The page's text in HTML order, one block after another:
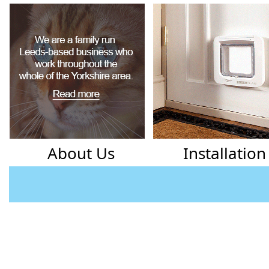
kasyn online często spędzają godziny siedząc przed
a posiadanie kota u boku może zapewnić im bardzo
są znane ze swojej figlarnej i ciekawskiej natury, a dla
źródłem odstresowania i relaksu.
About Us Installation